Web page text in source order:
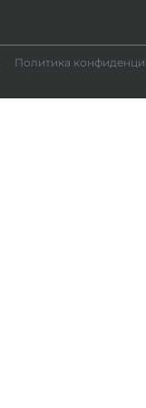
Политика